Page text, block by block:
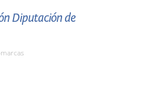
Diputación de